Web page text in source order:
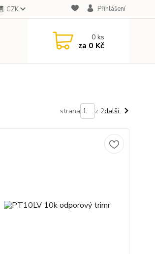
CZK Přihlášení
0ks
za 0 Kč
strana z 2další